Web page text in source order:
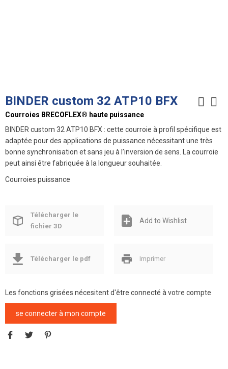
BINDER custom 32 ATP10 BFX
Courroies BRECOFLEX® haute puissance
BINDER custom 32 ATP10 BFX : cette courroie à profil spécifique est
adaptée pour des applications de puissance nécessitant une très
bonne synchronisation et sans jeu à l’inversion de sens. La courroie
peut ainsi être fabriquée à la longueur souhaitée.
Courroies puissance
Télécharger le
fichier 3D
Add to Wishlist
Télécharger le pdf Imprimer
Les fonctions grisées nécesitent d'être connecté à votre compte
se connecter à mon compte